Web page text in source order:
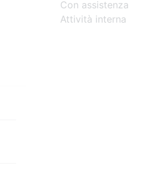
Con assistenza
Attività interna